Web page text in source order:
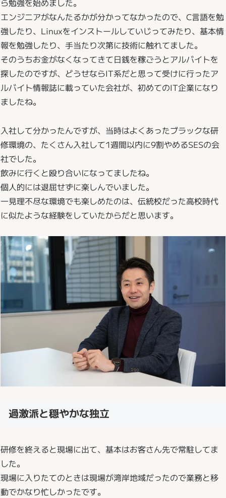
エンジニアがなんたるかが分かってなかったので、C言語を勉
強したり、Linuxをインストールしていじってみたり、基本情
報を勉強したり、手当たり次第に技術に触れてました。
そのうちお金がなくなってきて日銭を稼ごうとアルバイトを
探したのですが、どうせならIT系だと思って受けに行ったア
ルバイト情報誌に載っていた会社が、初めてのIT企業になり
ましたね。
入社して分かったんですが、当時はよくあったブラックな研
修環境の、たくさん入社して1週間以内に9割やめるSESの会
社でした。
飲みに行くと殴り合いになってましたね。
個人的には退屈せずに楽しんでいました。
一見理不尽な環境でも楽しめたのは、伝統校だった高校時代
に似たような経験をしていたからだと思います。
過激派と穏やかな独立
研修を終えると現場に出て、基本はお客さん先で常駐してま
した。
現場に入りたてのときは現場が湾岸地域だったので業務と移
動でかなり忙しかったです。